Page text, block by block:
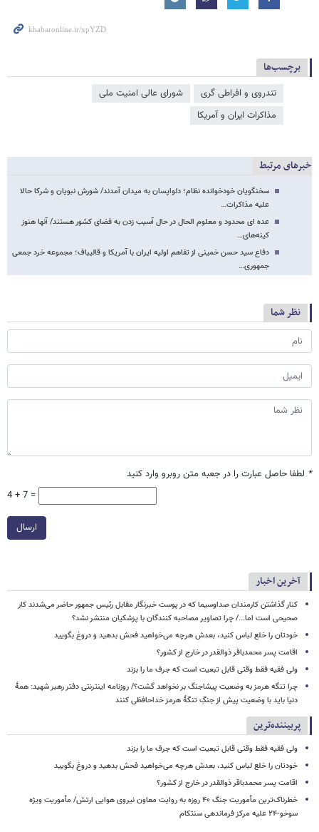
برچسب‌ها
تندروی و افراطی گری
شورای عالی امنیت ملی
مذاکرات ایران و آمریکا
خبرهای مرتبط
سخنگویان خودخوانده نظام؛ دلواپسان به میدان آمدند/ شورش نبویان و شرکا حالا
علیه مذاکرات…
عده ای محدود و معلوم الحال در حال آسیب زدن به فضای کشور هستند/ آنها هنوز
کینه‌های…
دفاع سید حسن خمینی از تفاهم اولیه ایران با آمریکا و قالیباف؛ مجموعه خرد جمعی
جمهوری…
نظر شما
* لطفا حاصل عبارت را در جعبه متن روبرو وارد کنید
4 + 7 =
ارسال
آخرین اخبار
کنار گذاشتن کارمندان صداوسیما که در پوست خبرنگار مقابل رئیس جمهور حاضر می‌شدند کار
صحیحی است اما.../ چرا تصاویر مصاحبه کنندگان با پزشکیان منتشر نشد؟
خودتان را خلع لباس کنید، بعدش هرچه می‌خواهید فحش بدهید و دروغ بگویید
اقامت پسر محمدباقر ذوالقدر در خارج از کشور؟
ولی فقیه فقط وقتی قابل تبعیت است که جرف ما را بزند
چرا تنگه هرمز به وضعیت پیشاجنگ بر نخواهد گشت؟/ روزنامه اینترنتی دفتر رهبر شهید: همۀ
دنیا باید با وضعیت پیش از جنگِ تنگۀ هرمز خداحافظی کنند
پربیننده‌ترین
ولی فقیه فقط وقتی قابل تبعیت است که جرف ما را بزند
خودتان را خلع لباس کنید، بعدش هرچه می‌خواهید فحش بدهید و دروغ بگویید
اقامت پسر محمدباقر ذوالقدر در خارج از کشور؟
خطرناک‌ترین مأموریت جنگ ۴۰ روزه به روایت معاون نیروی هوایی ارتش/ مأموریت ویژه
سوخو-۲۴ علیه مرکز فرماندهی سنتکام